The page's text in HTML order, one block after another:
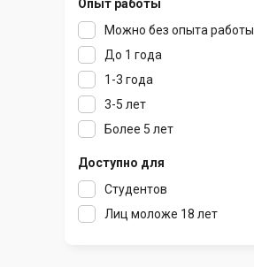
Раков
Ратомка
Самохваловичи
Сеница
Слуцк
Смиловичи
Смолевичи
Солигорск
Старые Дороги
Шклов
Опыт работы
Можно без опыта работы
До 1 года
1-3 года
3-5 лет
Более 5 лет
Доступно для
Студентов
Лиц моложе 18 лет